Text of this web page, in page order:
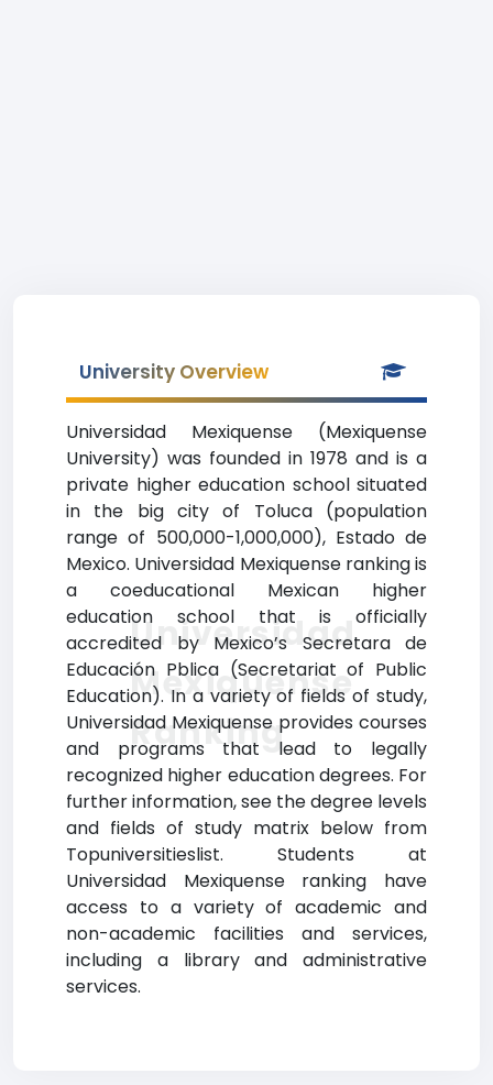
University Overview
Universidad Mexiquense (Mexiquense
University) was founded in 1978 and is a
private higher education school situated
in the big city of Toluca (population
range of 500,000-1,000,000), Estado de
Mexico. Universidad Mexiquense ranking is
a coeducational Mexican higher
education school that is officially
accredited by Mexico’s Secretara de
Educación Pblica (Secretariat of Public
Education). In a variety of fields of study,
Universidad Mexiquense provides courses
and programs that lead to legally
recognized higher education degrees. For
further information, see the degree levels
and fields of study matrix below from
Topuniversitieslist. Students at
Universidad Mexiquense ranking have
access to a variety of academic and
non-academic facilities and services,
including a library and administrative
services.
Universidad
Mexiquense
Ranking